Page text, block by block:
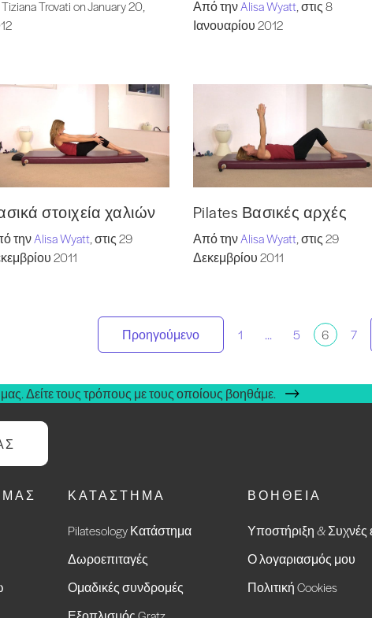
Trovati on January 20,
Από τηνAlisa Wyatt, στις 8
Ιανουαρίου 2012
στοιχεία χαλιών
τηνAlisa Wyatt, στις 29
2011
Pilates Βασικές αρχές
Από τηνAlisa Wyatt, στις 29
Δεκεμβρίου 2011
ΣελιδοποίησηΠροηγούμενο 1 ... 5 6 7
Δείτε τους τρόπους με τους οποίους βοηθάμε.
ΚΑΤΆΣΤΗΜΑ
Pilatesology Κατάστημα
Δωροεπιταγές
Ομαδικές συνδρομές
ΒΟΉΘΕΙΑ
Υποστήριξη & Συχνές
Ο λογαριασμός μου
Πολιτική Cookies